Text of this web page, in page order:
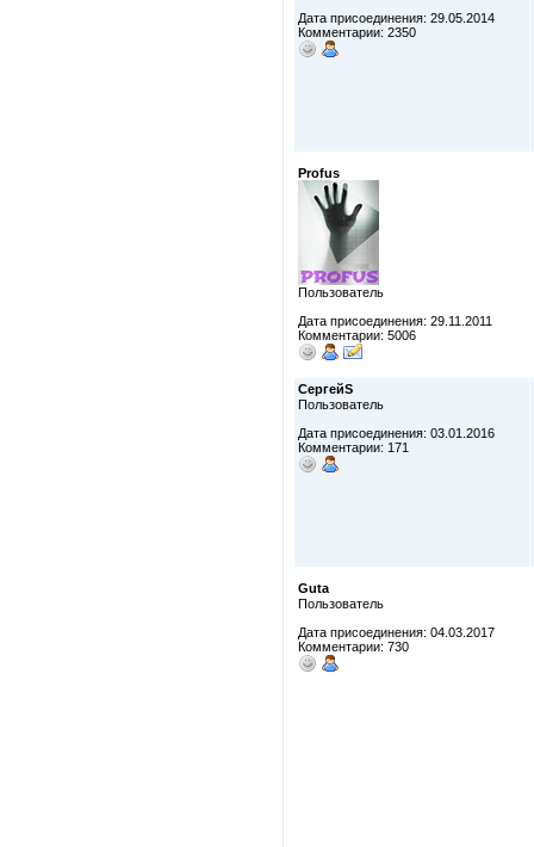
Дата присоединения: 29.05.2014
Комментарии: 2350
Profus
Пользователь
Дата присоединения: 29.11.2011
Комментарии: 5006
СергейS
Пользователь
Дата присоединения: 03.01.2016
Комментарии: 171
Guta
Пользователь
Дата присоединения: 04.03.2017
Комментарии: 730